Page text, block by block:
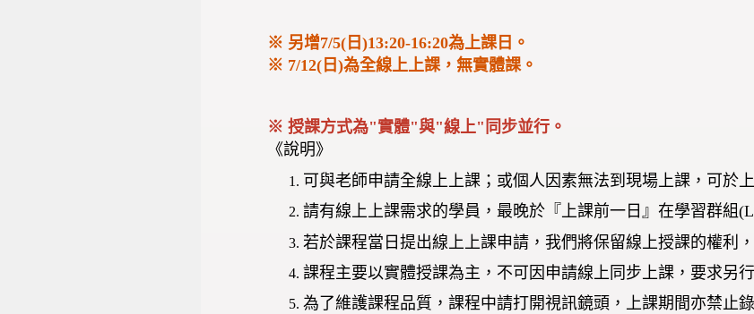
※ 另增7/5(日)13:20-16:20為上課日。
※ 7/12(日)為全線上上課，無實體課。
※ 授課方式為"實體"與"線上"同步並行。
《說明》
可與老師申請全線上上課；或個人因素無法到現場上課，可於
請有線上上課需求的學員，最晚於『上課前一日』在學習群組
若於課程當日提出線上上課申請，我們將保留線上授課的權利
課程主要以實體授課為主，不可因申請線上同步上課，要求另
為了維護課程品質，課程中請打開視訊鏡頭， 上課期間亦禁止